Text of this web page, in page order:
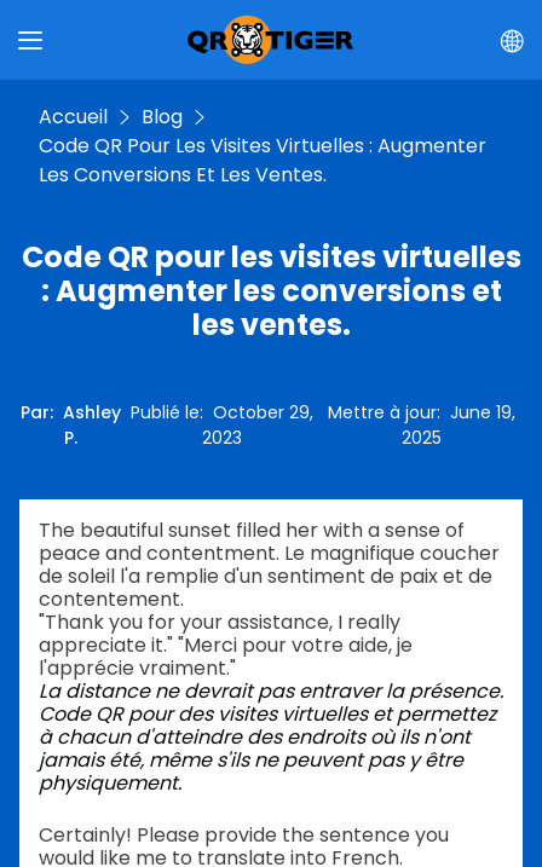
Accueil
Blog
Code QR Pour Les Visites Virtuelles : Augmenter
Les Conversions Et Les Ventes.
Code QR pour les visites virtuelles
: Augmenter les conversions et
les ventes.
Par:Ashley
P.
Publié le: October 29,
2023
Mettre à jour: June 19,
2025
The beautiful sunset filled her with a sense of
peace and contentment. Le magnifique coucher
de soleil l'a remplie d'un sentiment de paix et de
contentement.
"Thank you for your assistance, I really
appreciate it." "Merci pour votre aide, je
l'apprécie vraiment."
La distance ne devrait pas entraver la présence.
Code QR pour des visites virtuelleset permettez
à chacun d'atteindre des endroits où ils n'ont
jamais été, même s'ils ne peuvent pas y être
physiquement.
Certainly! Please provide the sentence you
would like me to translate into French.